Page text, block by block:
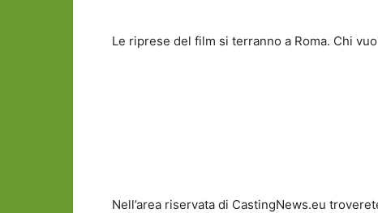
Le riprese del film si terranno a Roma. Chi
Nell’area riservata di CastingNews.eu